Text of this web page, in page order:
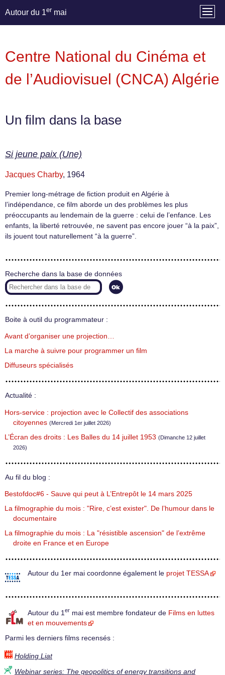
Autour du 1er mai
Centre National du Cinéma et
de l’Audiovisuel (CNCA) Algérie
Un film dans la base
Si jeune paix (Une)
Jacques Charby, 1964
Premier long-métrage de fiction produit en Algérie à
l’indépendance, ce film aborde un des problèmes les plus
préoccupants au lendemain de la guerre : celui de l’enfance. Les
enfants, la liberté retrouvée, ne savent pas encore jouer “à la paix”,
ils jouent tout naturellement “à la guerre”.
Recherche dans la base de données
Boite à outil du programmateur :
Avant d’organiser une projection…
La marche à suivre pour programmer un film
Diffuseurs spécialisés
Actualité :
Hors-service : projection avec le Collectif des associations
citoyennes (Mercredi 1er juillet 2026)
L’Écran des droits : Les Balles du 14 juillet 1953 (Dimanche 12 juillet
2026)
Au fil du blog :
Bestofdoc#6 - Sauve qui peut à L’Entrepôt le 14 mars 2025
La filmographie du mois : "Rire, c’est exister". De l’humour dans le
documentaire
La filmographie du mois : La "résistible ascension" de l’extrême
droite en France et en Europe
Autour du 1er mai coordonne également le projet TESSA
Autour du 1 er mai est membre fondateur de Films en luttes
et en mouvements
Parmi les derniers films recensés :
Holding Liat
Webinar series: The geopolitics of energy transitions and